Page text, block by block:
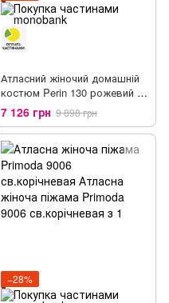
Атласний жіночий домашній
костюм Perin 130 рожевий (6
шт.)
7 126 грн 9 898 грн
−28%